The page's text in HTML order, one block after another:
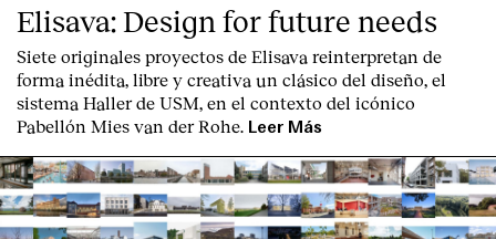
Elisava: Design for future needs
Siete originales proyectos de Elisava reinterpretan de
forma inédita, libre y creativa un clásico del diseño, el
sistema Haller de USM, en el contexto del icónico
Pabellón Mies van der Rohe.
Leer Más